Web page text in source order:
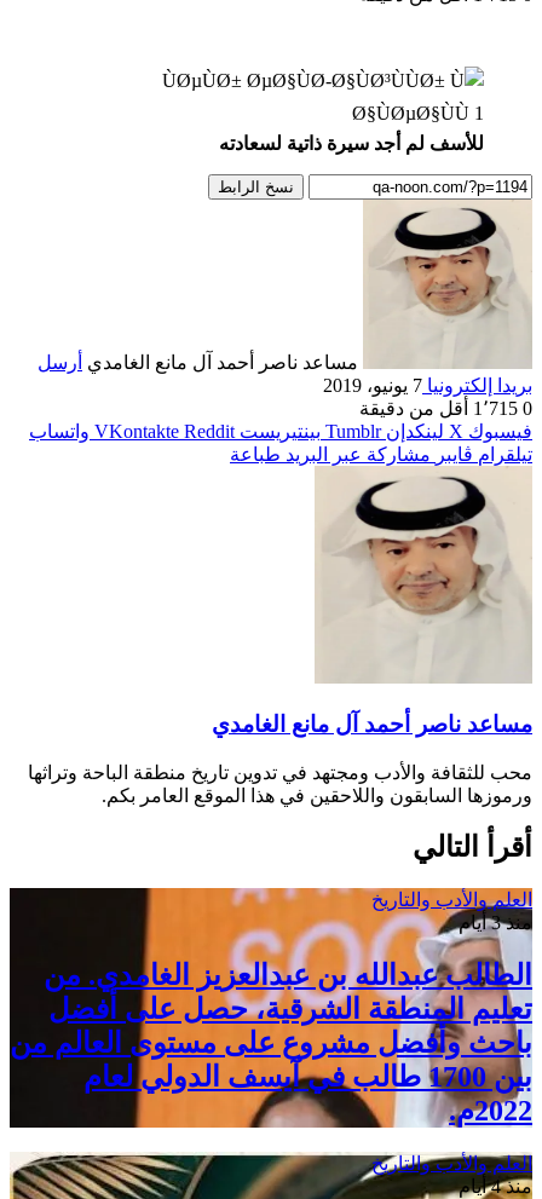
للأسف لم أجد سيرة ذاتية لسعادته
نسخ الرابط
مساعد ناصر أحمد آل مانع الغامدي أرسل
بريدا إلكترونيا 7 يونيو، 2019
0
أقل من دقيقة
فيسبوك ‫X لينكدإن بينتيريست
واتساب
تيلقرام ڤايبر مشاركة عبر البريد طباعة
مساعد ناصر أحمد آل مانع الغامدي
محب للثقافة والأدب ومجتهد في تدوين تاريخ منطقة الباحة وتراثها
ورموزها السابقون واللاحقين في هذا الموقع العامر بكم.
أقرأ التالي
العلم والأدب والتاريخ
منذ 3 أيام
الطالب عبدالله بن عبدالعزيز الغامدي. من
تعليم المنطقة الشرقية، حصل على أفضل
باحث وأفضل مشروع على مستوى العالم من
بين 1700 طالب في آيسف الدولي لعام
2022م.
العلم والأدب والتاريخ
منذ 4 أيام